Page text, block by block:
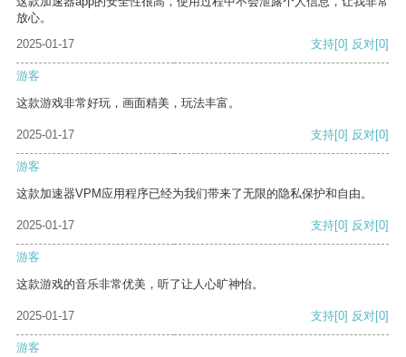
放心。
2025-01-17
支持[0] 反对[0]
游客
这款游戏非常好玩，画面精美，玩法丰富。
2025-01-17 支持[0] 反对[0]
游客
这款加速器VPM应用程序已经为我们带来了无限的隐私保护和自由。
2025-01-17 支持[0] 反对[0]
游客
这款游戏的音乐非常优美，听了让人心旷神怡。
2025-01-17 支持[0] 反对[0]
游客